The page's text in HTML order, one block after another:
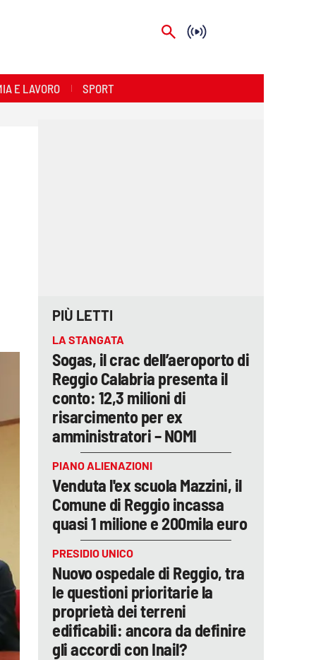
E LAVORO SPORT
PIÙ LETTI
LA STANGATA
Sogas, il crac dell’aeroporto di
Reggio Calabria presenta il
conto: 12,3 milioni di
risarcimento per ex
amministratori – NOMI
PIANO ALIENAZIONI
Venduta l'ex scuola Mazzini, il
Comune di Reggio incassa
quasi 1 milione e 200mila euro
PRESIDIO UNICO
Nuovo ospedale di Reggio, tra
le questioni prioritarie la
proprietà dei terreni
edificabili: ancora da definire
gli accordi con Inail?